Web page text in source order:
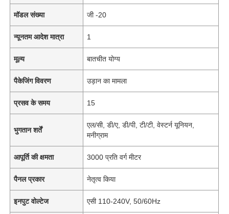
मॉडल संख्या जी -20
न्यूनतम आदेश मात्रा 1
मूल्य बातचीत योग्य
पैकेजिंग विवरण उड़ान का मामला
प्रसव के समय 15
भुगतान शर्तें
एल/सी, डी/ए, डी/पी, टी/टी, वेस्टर्न यूनियन,
मनीग्राम
आपूर्ति की क्षमता 3000 प्रति वर्ग मीटर
पैनल प्रकार नेतृत्व किया
इनपुट वोल्टेज एसी 110-240V, 50/60Hz